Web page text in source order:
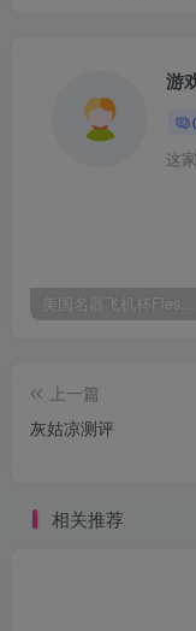
游
这
美国名器飞机杯Fleshlight 【Quickshot-Vantage 双头飞机杯】完全评测
上一篇
灰姑凉测评
相关推荐